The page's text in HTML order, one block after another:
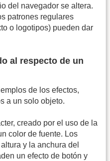
del navegador se altera.
patrones regulares
o logotipos) pueden dar
al respecto de un
de los efectos,
a un solo objeto.
creado por el uso de la
color de fuente. Los
y la anchura del
un efecto de botón y